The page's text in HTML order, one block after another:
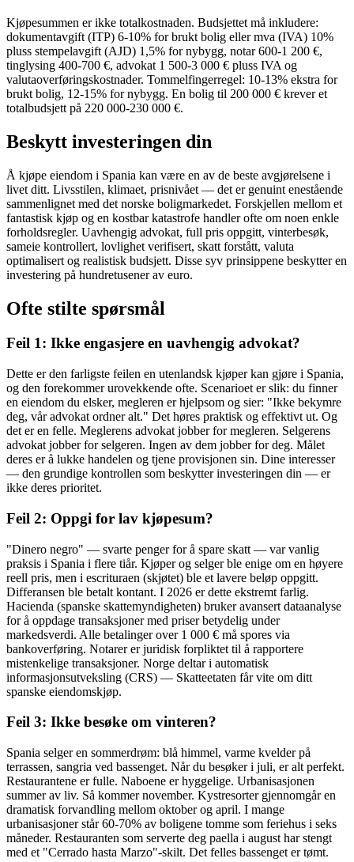
Kjøpesummen er ikke totalkostnaden. Budsjettet må inkludere:
dokumentavgift (ITP) 6-10% for brukt bolig eller mva (IVA) 10%
pluss stempelavgift (AJD) 1,5% for nybygg, notar 600-1 200 €,
tinglysing 400-700 €, advokat 1 500-3 000 € pluss IVA og
valutaoverføringskostnader. Tommelfingerregel: 10-13% ekstra for
brukt bolig, 12-15% for nybygg. En bolig til 200 000 € krever et
totalbudsjett på 220 000-230 000 €.
Beskytt investeringen din
Å kjøpe eiendom i Spania kan være en av de beste avgjørelsene i
livet ditt. Livsstilen, klimaet, prisnivået — det er genuint enestående
sammenlignet med det norske boligmarkedet. Forskjellen mellom et
fantastisk kjøp og en kostbar katastrofe handler ofte om noen enkle
forholdsregler. Uavhengig advokat, full pris oppgitt, vinterbesøk,
sameie kontrollert, lovlighet verifisert, skatt forstått, valuta
optimalisert og realistisk budsjett. Disse syv prinsippene beskytter en
investering på hundretusener av euro.
Ofte stilte spørsmål
Feil 1: Ikke engasjere en uavhengig advokat?
Dette er den farligste feilen en utenlandsk kjøper kan gjøre i Spania,
og den forekommer urovekkende ofte. Scenarioet er slik: du finner
en eiendom du elsker, megleren er hjelpsom og sier: "Ikke bekymre
deg, vår advokat ordner alt." Det høres praktisk og effektivt ut. Og
det er en felle. Meglerens advokat jobber for megleren. Selgerens
advokat jobber for selgeren. Ingen av dem jobber for deg. Målet
deres er å lukke handelen og tjene provisjonen sin. Dine interesser
— den grundige kontrollen som beskytter investeringen din — er
ikke deres prioritet.
Feil 2: Oppgi for lav kjøpesum?
"Dinero negro" — svarte penger for å spare skatt — var vanlig
praksis i Spania i flere tiår. Kjøper og selger ble enige om en høyere
reell pris, men i escrituraen (skjøtet) ble et lavere beløp oppgitt.
Differansen ble betalt kontant. I 2026 er dette ekstremt farlig.
Hacienda (spanske skattemyndigheten) bruker avansert dataanalyse
for å oppdage transaksjoner med priser betydelig under
markedsverdi. Alle betalinger over 1 000 € må spores via
bankoverføring. Notarer er juridisk forpliktet til å rapportere
mistenkelige transaksjoner. Norge deltar i automatisk
informasjonsutveksling (CRS) — Skatteetaten får vite om ditt
spanske eiendomskjøp.
Feil 3: Ikke besøke om vinteren?
Spania selger en sommerdrøm: blå himmel, varme kvelder på
terrassen, sangria ved bassenget. Når du besøker i juli, er alt perfekt.
Restaurantene er fulle. Naboene er hyggelige. Urbanisasjonen
summer av liv. Så kommer november. Kystresorter gjennomgår en
dramatisk forvandling mellom oktober og april. I mange
urbanisasjoner står 60-70% av boligene tomme som feriehus i seks
måneder. Restauranten som serverte deg paella i august har stengt
med et "Cerrado hasta Marzo"-skilt. Det felles bassenget er tømt.